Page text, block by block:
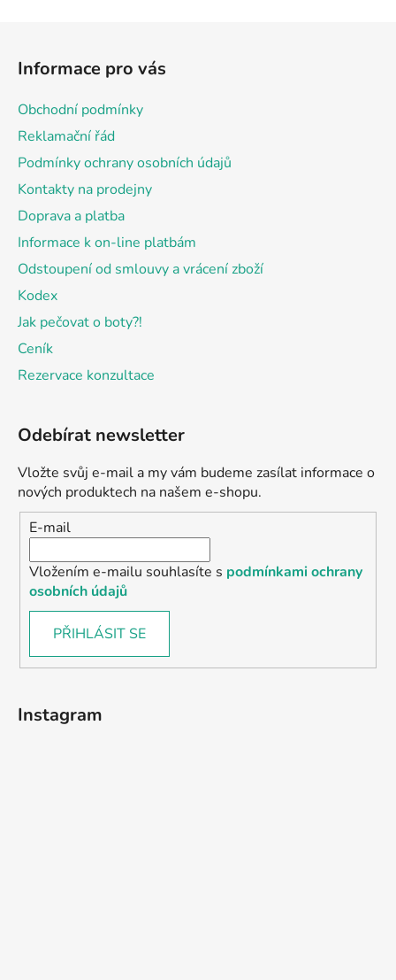
Informace pro vás
Obchodní podmínky
Reklamační řád
Podmínky ochrany osobních údajů
Kontakty na prodejny
Doprava a platba
Informace k on-line platbám
Odstoupení od smlouvy a vrácení zboží
Kodex
Jak pečovat o boty?!
Ceník
Rezervace konzultace
Odebírat newsletter
Vložte svůj e-mail a my vám budeme zasílat informace o
nových produktech na našem e-shopu.
E-mail
Vložením e-mailu souhlasíte s podmínkami ochrany
osobních údajů
PŘIHLÁSIT SE
Instagram